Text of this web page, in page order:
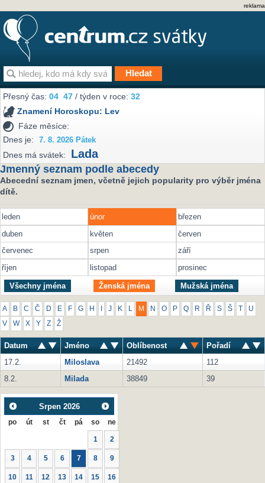
reklama
Přesný čas:04 47 / týden v roce:32
Znamení Horoskopu: Lev
Fáze měsíce:
Dnes je:
7. 8. 2026 Pátek
Dnes má svátek: Lada
Jmenný seznam podle abecedy
Abecední seznam jmen, včetně jejich popularity pro výběr jména
dítě.
leden únor
březen
duben
květen
červen
červenec
srpen
září
říjen
listopad prosinec
Všechny jména Ženská jména Mužská jména
A B C Č D E F G H J K M N O P Q R Ř S Š U
V W X Y Z Ž
Datum Jméno Oblíbenost
Pořadí
17.2.
Miloslava 21492
112
8.2.
Milada 38849 39
Srpen 2026
po út st čt pá so ne
1 2
3 4 5 6 7 8 9
10 11 12 13 14 15 16